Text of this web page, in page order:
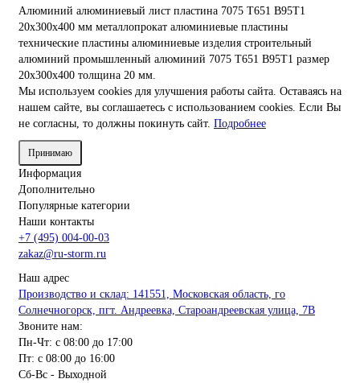
Алюминий алюминиевый лист пластина 7075 Т651 В95Т1
20х300х400 мм металлопрокат алюминиевые пластины
технические пластины алюминиевые изделия строительный
алюминий промышленный алюминий 7075 Т651 В95Т1 размер
20х300х400 толщина 20 мм.
Мы используем cookies для улучшения работы сайта. Оставаясь на
нашем сайте, вы соглашаетесь с использованием cookies. Если Вы
не согласны, то должны покинуть сайт. Подробнее
Принимаю
Информация
Дополнительно
Популярные категории
Наши контакты
+7 (495) 004-00-03
zakaz@ru-storm.ru
Наш адрес
Производство и склад: 141551, Московская область, го
Солнечногорск, пгт. Андреевка, Староандреевская улица, 7В
Звоните нам:
Пн-Чт: с 08:00 до 17:00
Пт: с 08:00 до 16:00
Сб-Вс - Выходной